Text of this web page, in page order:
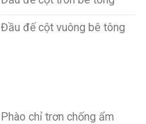
Đầu đế cột vuông bê tông
Phào chỉ trơn chống ẩm